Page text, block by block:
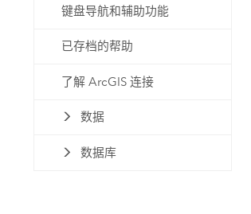
键盘导航和辅助功能
已存档的帮助
了解 ArcGIS 连接
数据
数据库